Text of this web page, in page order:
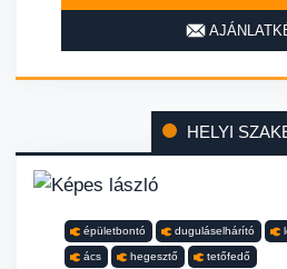
HELYI
épületbontó duguláselhárító
ács hegesztő tetőfedő